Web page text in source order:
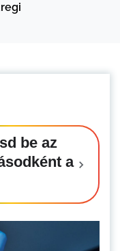
be az
a